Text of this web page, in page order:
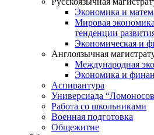
Экономика и
Мировая
тенденции
Экономическая и
Англоязычная
Международная
Экономика и
Аспирантура
Универсиада
Работа со школьниками
Военная подготовка
Общежитие